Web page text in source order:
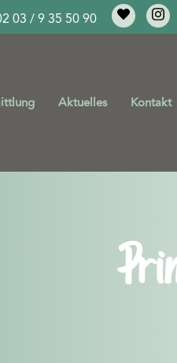
03 / 9 35 50 90
Aktuelles Kontakt